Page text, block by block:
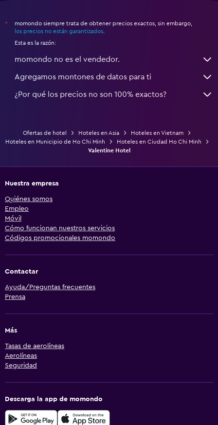
*
momondo siempre trata de obtener precios exactos, sin embargo,
los precios no están garantizados
Esta es la razón:
momondo no es el vendedor.
Agregamos montones de datos para ti
¿Por qué los precios no son 100% exactos?
Ofertas de hotel Hoteles en Asia
Hoteles en Vietnam
Hoteles en Municipio de Ho Chi Minh
Hoteles en Ciudad Ho Chi Minh
Valentine Hotel
Nuestra empresa
Quiénes somos
Empleo
Móvil
Cómo funcionan nuestros servicios
Códigos promocionales momondo
Contactar
Ayuda/Preguntas frecuentes
Prensa
Más
Tasas de aerolíneas
Aerolíneas
Seguridad
Descarga la app de momondo